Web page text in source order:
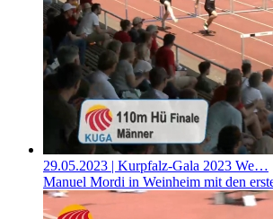
29.05.2023 | Kurpfalz-Gala 2023 We…
Manuel Mordi in Weinheim mit den